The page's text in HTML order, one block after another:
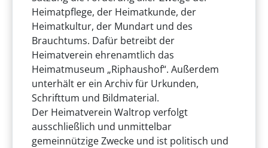
Heimatpflege, der Heimatkunde, der
Heimatkultur, der Mundart und des
Brauchtums. Dafür betreibt der
Heimatverein ehrenamtlich das
Heimatmuseum „Riphaushof“. Außerdem
unterhält er ein Archiv für Urkunden,
Schrifttum und Bildmaterial.
Der Heimatverein Waltrop verfolgt
ausschließlich und unmittelbar
gemeinnützige Zwecke und ist politisch und